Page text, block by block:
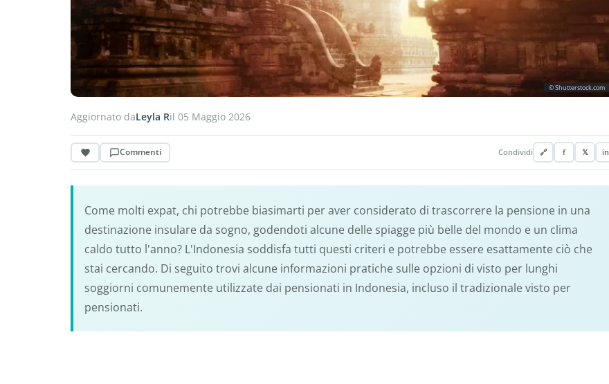
© Shutterstock.com
Aggiornato daLeyla Ril 05 Maggio 2026
Commenti Condividi 🔗 f 𝕏 in
Come molti expat, chi potrebbe biasimarti per aver considerato di trascorrere la pensione in una
destinazione insulare da sogno, godendoti alcune delle spiagge più belle del mondo e un clima
caldo tutto l'anno? L'Indonesia soddisfa tutti questi criteri e potrebbe essere esattamente ciò che
stai cercando. Di seguito trovi alcune informazioni pratiche sulle opzioni di visto per lunghi
soggiorni comunemente utilizzate dai pensionati in Indonesia, incluso il tradizionale visto per
pensionati.